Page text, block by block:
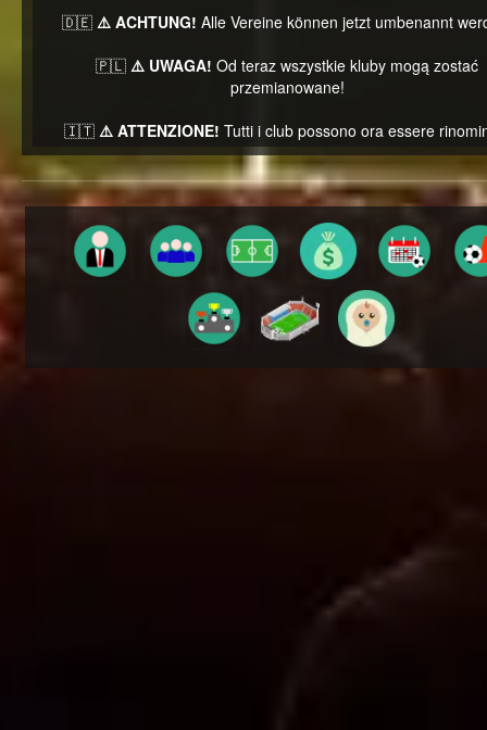
🇩🇪 ⚠️ ACHTUNG! Alle Vereine können jetzt umbenannt
🇵🇱 ⚠️ UWAGA! Od teraz wszystkie kluby mogą zostać
przemianowane!
🇮🇹 ⚠️ ATTENZIONE! Tutti i club possono ora essere